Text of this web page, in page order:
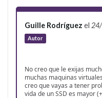
Guille Rodríguez el
Autor
No creo que le exijas
muchas maquinas
creo que vayas a tener
vida de un SSD es mayor